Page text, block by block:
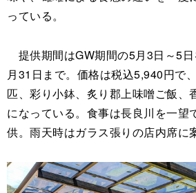
っている。
提供期間はGW期間の5月3日～5
月31日まで。価格は税込5,940円で
匹、彩り小鉢、炙り郡上味噌ご飯、
になっている。食事は長良川を一望
供。雨天時はガラス張りの店内席に